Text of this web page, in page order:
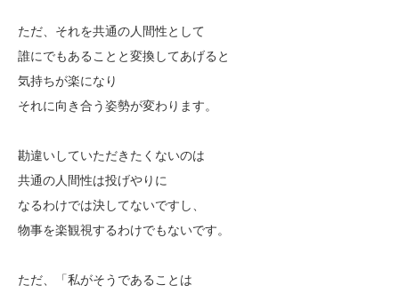
ただ、それを共通の人間性として
誰にでもあることと変換してあげると
気持ちが楽になり
それに向き合う姿勢が変わります。
勘違いしていただきたくないのは
共通の人間性は投げやりに
なるわけでは決してないですし、
物事を楽観視するわけでもないです。
ただ、「私がそうであることは